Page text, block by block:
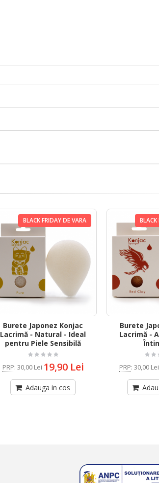
BLACK FRIDAY DE VARA
Burete Japonez Konjac
Lacrimă - Natural - Ideal
pentru Piele Sensibilă
PRP: 30,00 Lei 19,90 Lei
Adauga in cos
BLACK
Burete
Lacrimă -
PRP: 30,00 Lei